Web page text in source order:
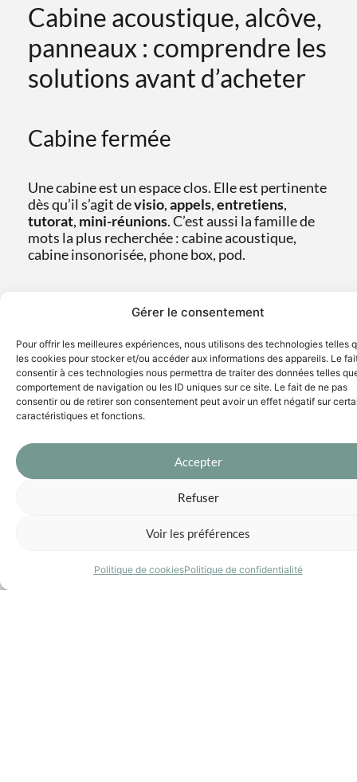
Gérer le consentement
Pour offrir les meilleures expériences, nous utilisons des technologies telles
les cookies pour stocker et/ou accéder aux informations des appareils. Le
consentir à ces technologies nous permettra de traiter des données telles
comportement de navigation ou les ID uniques sur ce site. Le fait de ne pas
consentir ou de retirer son consentement peut avoir un effet négatif sur
caractéristiques et fonctions.
Accepter
Refuser
Voir les préférences
Politique de cookiesPolitique de confidentialité
Cabine acoustique, alcôve,
panneaux : comprendre les
solutions avant d’acheter
Cabine fermée
Une cabine est un espace clos. Elle est pertinente
dès qu’il s’agit devisio,appels,entretiens,
tutorat, mini-réunions. C’est aussi la famille de
mots la plus recherchée : cabine acoustique,
cabine insonorisée, phone box, pod.
Alcôve acoustique
L’alcôve absorbe une partie du bruit ambiant et
réduit la sensation d’écho. En revanche, comme
elle n’est pas totalement fermée,les
conversations restent audibles. Elle convient à
du travail court, de la lecture, ou une zone calme
Panneaux acoustiques
Les panneaux traitent l’acoustique globale
utile en BU ou learning center. Mais ils ne créent